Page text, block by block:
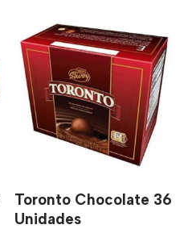
Toronto Chocolate 36
Unidades